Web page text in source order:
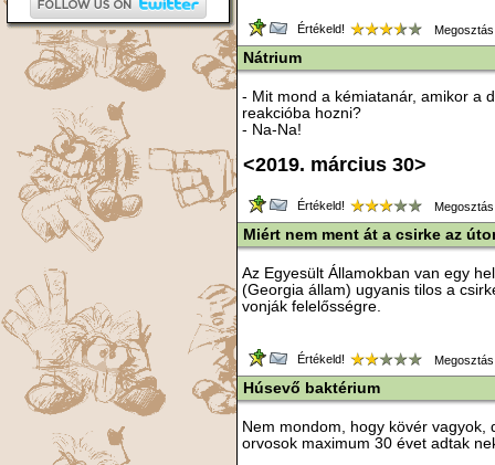
Értékeld!
Nátrium
- Mit mond a kémiatanár, amikor a
reakcióba hozni?
- Na-Na!
<2019. március 30>
Értékeld!
Miért nem ment át a csirke az
Az Egyesült Államokban van egy
(Georgia állam) ugyanis tilos a
vonják felelősségre.
Értékeld!
Húsevő baktérium
Nem mondom, hogy kövér
orvosok maximum 30 évet adtak